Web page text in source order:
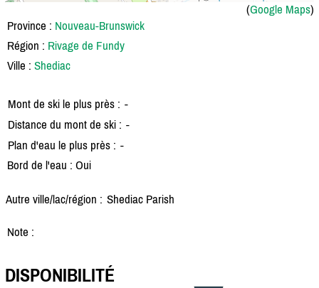
(Google Maps)
Province : Nouveau-Brunswick
Région : Rivage de Fundy
Ville : Shediac
Mont de ski le plus près : -
Distance du mont de ski : -
Plan d'eau le plus près : -
Bord de l'eau : Oui
Autre ville/lac/région : Shediac Parish
Note :
DISPONIBILITÉ